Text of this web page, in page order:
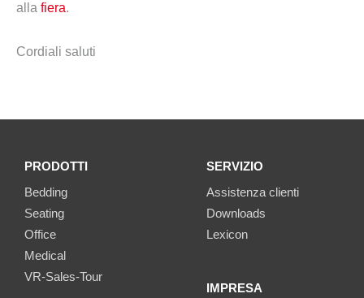
alla fiera.
Cordiali saluti
PRODOTTI
Bedding
Seating
Office
Medical
VR-Sales-Tour
SERVIZIO
Assistenza clienti
Downloads
Lexicon
IMPRESA